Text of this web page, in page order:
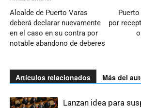
Alcalde de Puerto Varas
deberá declarar nuevamente
en el caso en su contra por
notable abandono de deberes
por
Artículos relacionados Más del
Lanzan idea para